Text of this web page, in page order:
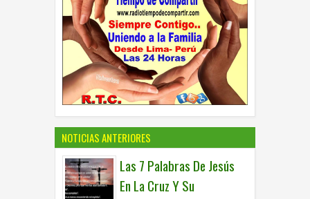
NOTICIAS ANTERIORES
Las 7 Palabras De Jesús
En La Cruz Y Su